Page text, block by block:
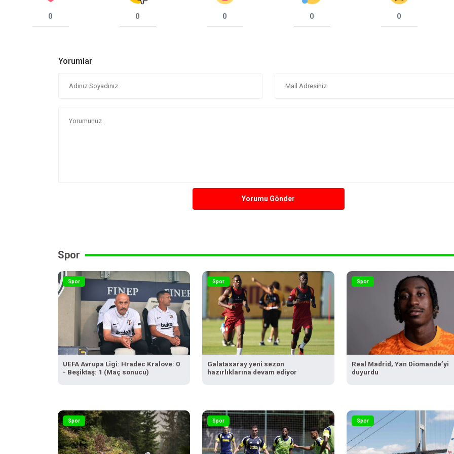
0 0 0 0 0
Yorumlar
Yorumu Gönder
Spor
Spor
UEFA Avrupa Ligi: Hradec Kralove: 0
- Beşiktaş: 1 (Maç sonucu)
Spor
Galatasaray yeni sezon
hazırlıklarına devam ediyor
Spor
Real Madrid, Yan Diomande’yi
duyurdu
Spor Spor Spor